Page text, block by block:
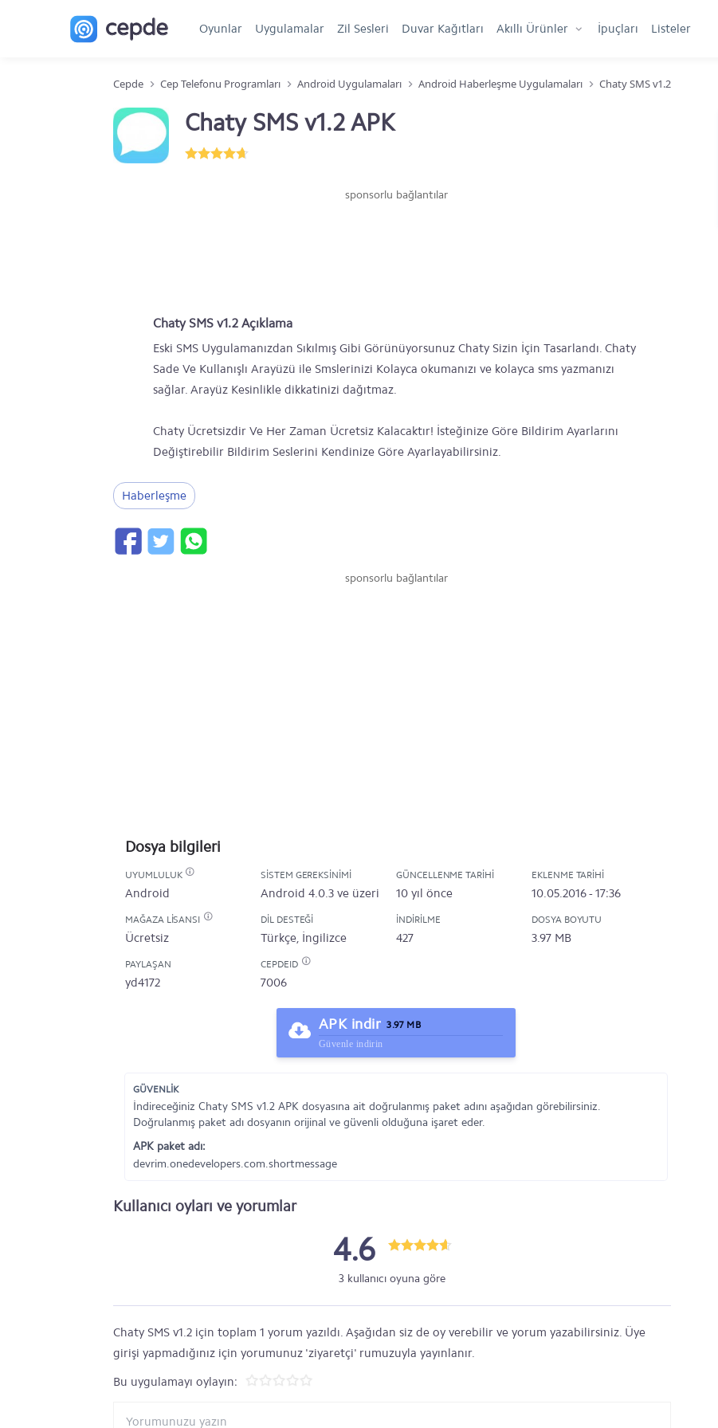
Oyunlar Uygulamalar Zil Sesleri Duvar Kağıtları Akıllı Ürünler İpuçları Listeler
Cepde Cep Telefonu Programları Android Uygulamaları Android Haberleşme Uygulamaları Chaty SMS v1.2
Chaty SMS v1.2 APK
sponsorlu bağlantılar
Chaty SMS v1.2 Açıklama
Eski SMS Uygulamanızdan Sıkılmış Gibi Görünüyorsunuz Chaty Sizin İçin Tasarlandı. Chaty
Sade Ve Kullanışlı Arayüzü ile Smslerinizi Kolayca okumanızı ve kolayca sms yazmanızı
sağlar. Arayüz Kesinlikle dikkatinizi dağıtmaz.
Chaty Ücretsizdir Ve Her Zaman Ücretsiz Kalacaktır! İsteğinize Göre Bildirim Ayarlarını
Değiştirebilir Bildirim Seslerini Kendinize Göre Ayarlayabilirsiniz.
Haberleşme
sponsorlu bağlantılar
Dosya bilgileri
UYUMLULUK
Android
SISTEM GEREKSINIMI
Android 4.0.3 ve üzeri
GÜNCELLENME TARIHI
10 yıl önce
EKLENME TARIHI
10.05.2016 - 17:36
MAĞAZA LISANSI
Ücretsiz
DIL DESTEĞI
Türkçe, İngilizce
İNDIRILME
427
DOSYA BOYUTU
3.97 MB
PAYLAŞAN
yd4172
CEPDEID
7006
APK indir 3.97 MB
Güvenle indirin
GÜVENLİK
İndireceğiniz Chaty SMS v1.2 APK dosyasına ait doğrulanmış paket adını aşağıdan görebilirsiniz.
Doğrulanmış paket adı dosyanın orijinal ve güvenli olduğuna işaret eder.
APK paket adı:
devrim.onedevelopers.com.shortmessage
Kullanıcı oyları ve yorumlar
4.6
3 kullanıcı oyuna göre
Chaty SMS v1.2 için toplam 1 yorum yazıldı. Aşağıdan siz de oy verebilir ve yorum yazabilirsiniz. Üye
girişi yapmadığınız için yorumunuz 'ziyaretçi' rumuzuyla yayınlanır.
Bu uygulamayı oylayın: